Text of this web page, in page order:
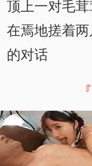
顶上一对毛
在焉地搓着
的对话
x